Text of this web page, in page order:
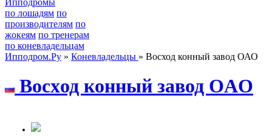
Ипподромы
по лошадям по
производителям по
жокеям по тренерам
по коневладельцам
Ипподром.Ру » Коневладельцы » Восход конный завод ОАО
Воcxод конный завод OAO